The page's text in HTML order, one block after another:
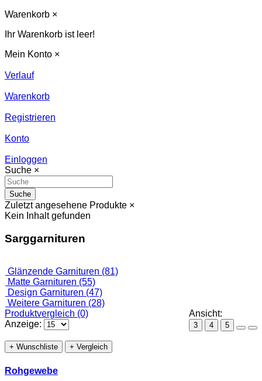
Warenkorb ×
Ihr Warenkorb ist leer!
Mein Konto ×
Verlauf
Warenkorb
Registrieren
Konto
Einloggen
Suche ×
Suche
Zuletzt angesehene Produkte ×
Kein Inhalt gefunden
Sarggarnituren
Glänzende Garnituren (81)
Matte Garnituren (55)
Design Garnituren (47)
Weitere Garnituren (28)
Ansicht:
3 4 5
Produktvergleich (0)
Anzeige:
+ Wunschliste + Vergleich
Rohgewebe